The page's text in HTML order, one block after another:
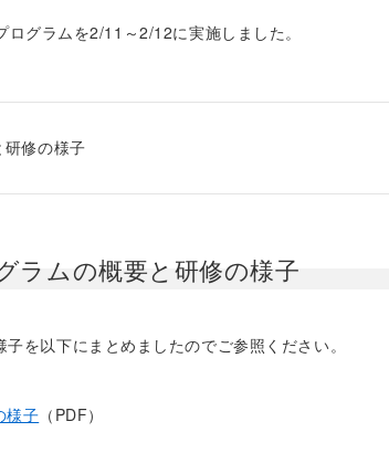
グラムを2/11～2/12に実施しました。
修の様子
ラムの概要と研修の様子
を以下にまとめましたのでご参照ください。
様子 （PDF）